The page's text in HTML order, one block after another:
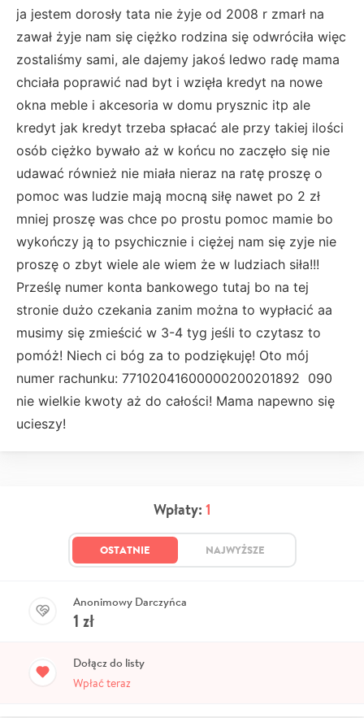
ja jestem dorosły tata nie żyje od 2008 r zmarł na
zawał żyje nam się ciężko rodzina się odwróciła więc
zostaliśmy sami, ale dajemy jakoś ledwo radę mama
chciała poprawić nad byt i wzięła kredyt na nowe
okna meble i akcesoria w domu prysznic itp ale
kredyt jak kredyt trzeba spłacać ale przy takiej ilości
osób ciężko bywało aż w końcu no zaczęło się nie
udawać również nie miała nieraz na ratę proszę o
pomoc was ludzie mają mocną siłę nawet po 2 zł
mniej proszę was chce po prostu pomoc mamie bo
wykończy ją to psychicznie i ciężej nam się zyje nie
proszę o zbyt wiele ale wiem że w ludziach siła!!!
Prześlę numer konta bankowego tutaj bo na tej
stronie dużo czekania zanim można to wypłacić aa
musimy się zmieścić w 3-4 tyg jeśli to czytasz to
pomóż! Niech ci bóg za to podziękuję! Oto mój
numer rachunku: 77102041600000200201892 090
nie wielkie kwoty aż do całości! Mama napewno się
ucieszy!
Wpłaty: 1
OSTATNIE NAJWYŻSZE
Anonimowy Darczyńca
1 zł
Dołącz do listy
Wpłać teraz